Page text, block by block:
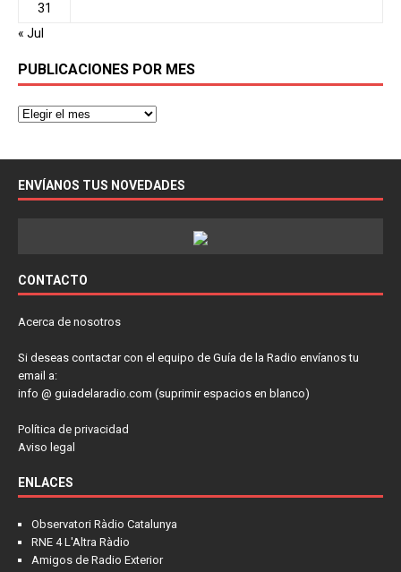
31
« Jul
PUBLICACIONES POR MES
ENVÍANOS TUS NOVEDADES
CONTACTO
Acerca de nosotros
Si deseas contactar con el equipo de Guía de la Radio envíanos tu
email a:
info @ guiadelaradio.com (suprimir espacios en blanco)
Política de privacidad
Aviso legal
ENLACES
Observatori Ràdio Catalunya
RNE 4 L'Altra Ràdio
Amigos de Radio Exterior